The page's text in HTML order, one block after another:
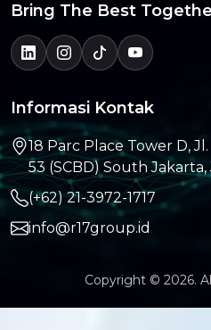
Bring The Best
Informasi Kontak
18 Parc Place Tower D,
53 (SCBD) South Jakarta,
(+62) 21-3972-1717
info@r17group.id
Copyright © 2026.